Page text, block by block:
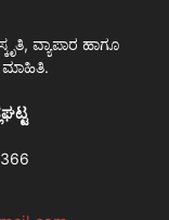
ವ್ಯಾಪಾರ ಹಾಗೂ
ಮಾಹಿತಿ.